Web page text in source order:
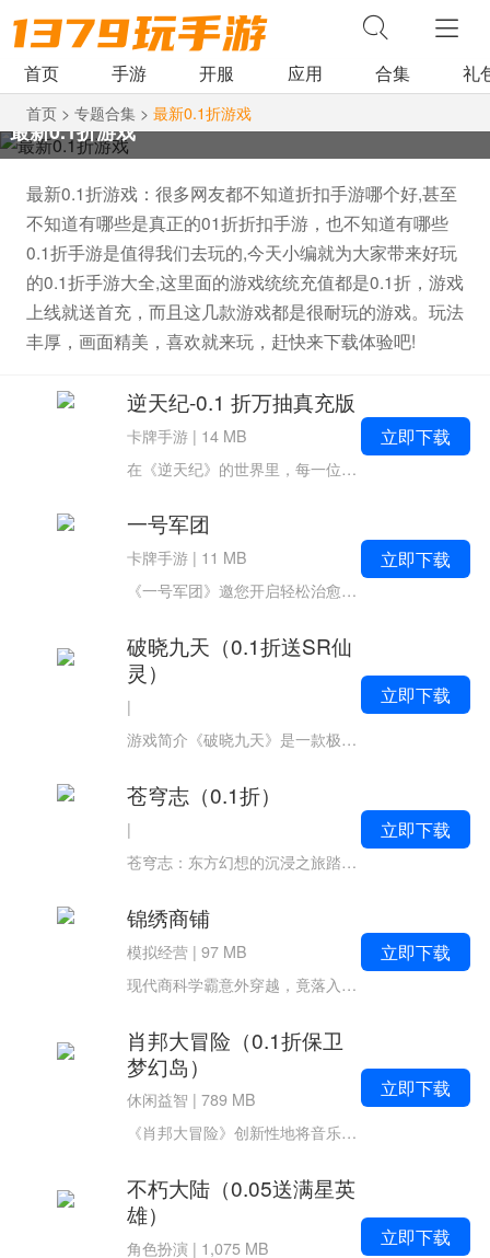
首页 手游 开服 应用 合集 礼
首页 > 专题合集 > 最新0.1折游戏
最新0.1折游戏
最新0.1折游戏：很多网友都不知道折扣手游哪个好,甚至
不知道有哪些是真正的01折折扣手游，也不知道有哪些
0.1折手游是值得我们去玩的,今天小编就为大家带来好玩
的0.1折手游大全,这里面的游戏统统充值都是0.1折，游戏
上线就送首充，而且这几款游戏都是很耐玩的游戏。玩法
丰厚，画面精美，喜欢就来玩，赶快来下载体验吧!
逆天纪-0.1 折万抽真充版
卡牌手游 | 14 MB
在《逆天纪》的世界里，每一位玩家都能体验到一场从凡人到仙帝的逆袭传奇。游戏以"沉浸式红尘问道"为核心，带你感受极致修仙的魅力，战力增速更是突破传统手游的天花板！玩法特色：水墨绘就仙途奇缘论剑台上的1v1...
立即下载
一号军团
卡牌手游 | 11 MB
《一号军团》邀您开启轻松治愈的冒险之旅！每日登录即享海量福利，助你快速集结梦之队。独创无损换将机制，养成资源高效利用，零浪费畅玩不同流派。精致唯美的画面搭配智能挂机系统，即使离线也能持续成长，策略与休闲完美融合。...
立即下载
破晓九天（0.1折送SR仙
灵）
|
游戏简介《破晓九天》是一款极具仙侠气息的3DMMOARPG手游。游戏以架空仙侠世界为背景，万魔复苏，三界动荡。玩家将扮演神魔之尊的转世之人，虽身怀无穷潜力，但需从一介凡人开始重新修炼渡劫，肩负起灭魔逐妖、拯救苍生的重任...
立即下载
苍穹志（0.1折）
|
苍穹志：东方幻想的沉浸之旅踏入《苍穹志》，便如同翻开了一卷流动的上古仙卷。游戏以中国古典美学为魂，将水墨丹青的留白意境与仙侠文化的飘逸风骨熔于一炉，构建出一个既熟悉又陌生的奇幻修真世界。在这里，云海翻涌的仙山与...
立即下载
锦绣商铺
模拟经营 |97 MB
现代商科学霸意外穿越，竟落入南唐末年经济崩盘的乱世！系统冷声宣告：唯有击败黑心首富，方能重返现代！你手握前世商业头脑，从一间破旧客栈起步，亲手打造茶楼酒肆，横跨丝路贸易，用智慧点亮繁华京都。一砖一瓦皆是谋略，一茶一饭尽显...
立即下载
肖邦大冒险（0.1折保卫
梦幻岛）
休闲益智 |789 MB
《肖邦大冒险》创新性地将音乐节奏与策略塔防完美结合。战斗中，敌人沿着音轨路线前进，玩家需在恰当的时机点击琴键发射音符攻击，精准命中节拍可触发暴击与连击效果。每位音乐精灵代表不同乐器（钢琴、小提琴、架子鼓等），拥有...
立即下载
不朽大陆（0.05送满星英
雄）
角色扮演 | 1,075 MB
立即下载